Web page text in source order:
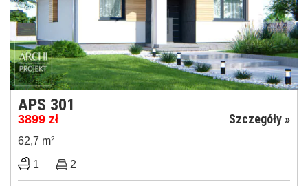
APS 301
3899 zł Szczegóły »
62,7 m2
1 2